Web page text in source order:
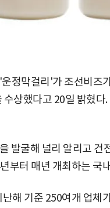
정막걸리'가 조선비즈
상했다고 20일 밝혔다
발굴해 널리 알리고 건
부터 매년 개최하는 국
해 기준 250여개 업체